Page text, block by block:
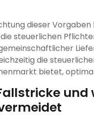
dieser Vorgaben
steuerlichen
die
bietet,
und